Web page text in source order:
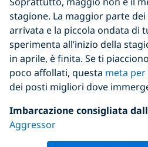
stagione. La maggior parte
arrivata e la piccola ondata di
sperimenta all’inizio della
in aprile, è finita. Se ti
poco affollati, questa meta
dei posti migliori dove
Imbarcazione consigliata
Aggressor